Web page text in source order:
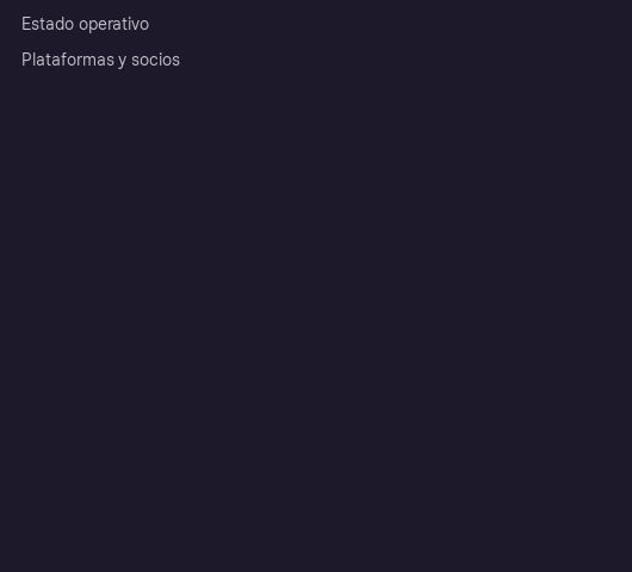
Estado operativo
Plataformas y socios